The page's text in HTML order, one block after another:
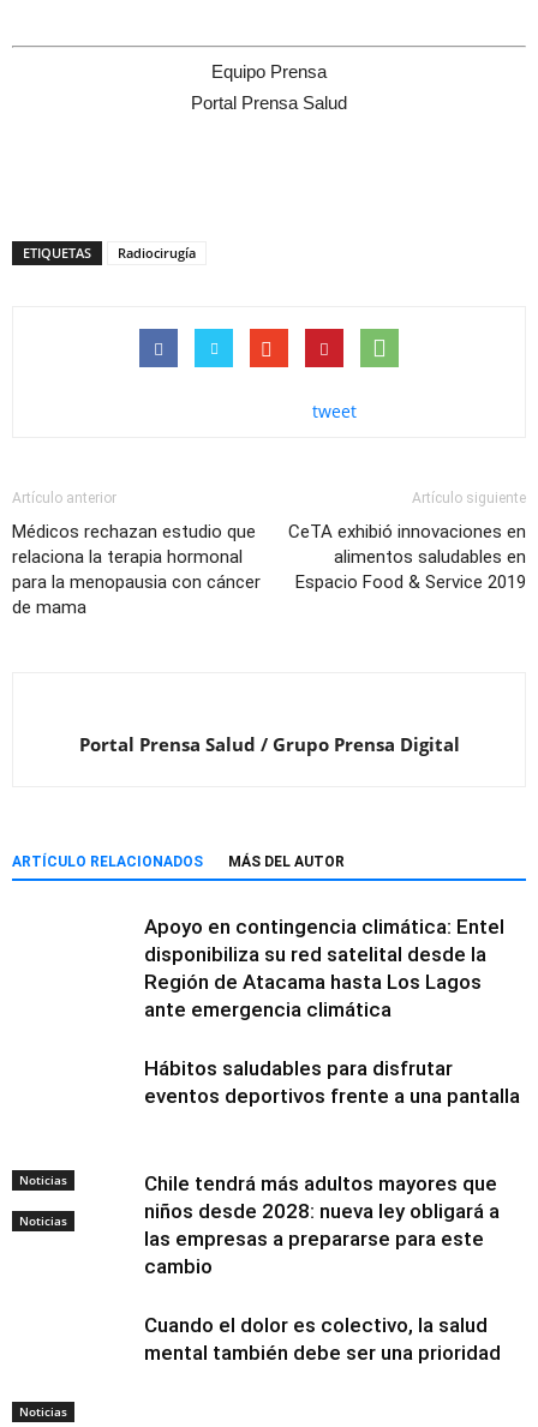
Equipo Prensa
Portal Prensa Salud
ETIQUETAS Radiocirugía
tweet
Artículo anterior
Médicos rechazan estudio que
relaciona la terapia hormonal
para la menopausia con cáncer
de mama
Artículo siguiente
CeTA exhibió innovaciones en
alimentos saludables en
Espacio Food & Service 2019
Portal Prensa Salud / Grupo Prensa Digital
ARTÍCULO RELACIONADOS MÁS DEL AUTOR
Noticias
Apoyo en contingencia climática: Entel
disponibiliza su red satelital desde la
Región de Atacama hasta Los Lagos
ante emergencia climática
Noticias
Hábitos saludables para disfrutar
eventos deportivos frente a una pantalla
Noticias
Chile tendrá más adultos mayores que
niños desde 2028: nueva ley obligará a
las empresas a prepararse para este
cambio
Cuando el dolor es colectivo, la salud
mental también debe ser una prioridad